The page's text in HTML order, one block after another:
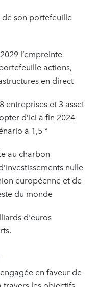
son portefeuille
l’empreinte
actions,
en direct
entreprises et 3 asset
d’ici à fin 2024
à 1,5 °
au charbon
nulle
européenne et de
du monde
d'euros
en faveur de